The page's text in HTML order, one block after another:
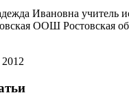
Ивановна учитель
ООШ Ростовская
2012